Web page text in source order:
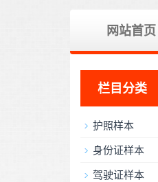
网站首页
栏目分类
护照样本
身份证样本
驾驶证样本